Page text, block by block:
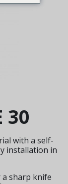
30
with a self-
installation in
a sharp knife